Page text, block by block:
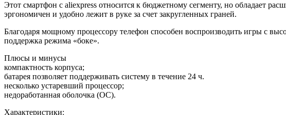
Этот смартфон с aliexpress относится к бюджетному сегменту, но обладает
эргономичен и удобно лежит в руке за счет закругленных граней.
Благодаря мощному процессору телефон способен воспроизводить игры с
поддержка режима «боке».
Плюсы и минусы
компактность корпуса;
батарея позволяет поддерживать систему в течение 24 ч.
несколько устаревший процессор;
недоработанная оболочка (ОС).
Характеристики: